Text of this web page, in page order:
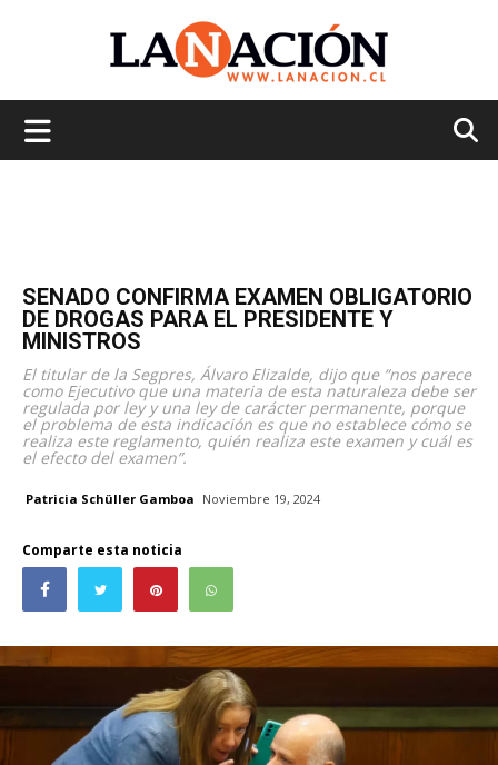
SENADO CONFIRMA EXAMEN OBLIGATORIO
DE DROGAS PARA EL PRESIDENTE Y
MINISTROS
El titular de la Segpres, Álvaro Elizalde, dijo que “nos parece
como Ejecutivo que una materia de esta naturaleza debe ser
regulada por ley y una ley de carácter permanente, porque
el problema de esta indicación es que no establece cómo se
realiza este reglamento, quién realiza este examen y cuál es
el efecto del examen”.
Patricia Schüller Gamboa Noviembre 19, 2024
Comparte esta noticia